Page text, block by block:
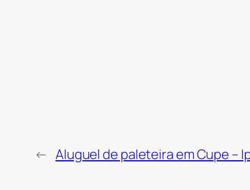
← Aluguel de paleteira em Cupe –